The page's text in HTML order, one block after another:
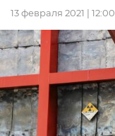
13 февраля 2021 | 12:00